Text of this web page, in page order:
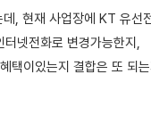
, 현재 사업장에 KT 유선
넷전화로 변경가능한지,
택이있는지 결합은 또 되